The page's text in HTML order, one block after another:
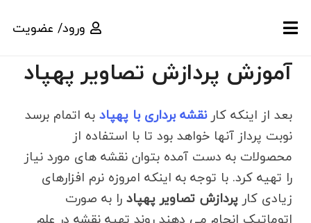
ورود/ عضویت
آموزش پردازش تصاویر پهپاد
بعد از اینکه کارنقشه برداری با پهپادبه اتمام برسد
نوبت پرداز آنها خواهد بود تا با استفاده از
محصولات به دست آمده بتوان نقشه های مورد نیاز
را تهیه کرد. با توجه به اینکه امروزه نرم افزارهای
زیادی کارپردازش تصاویر پهپادرا به صورت